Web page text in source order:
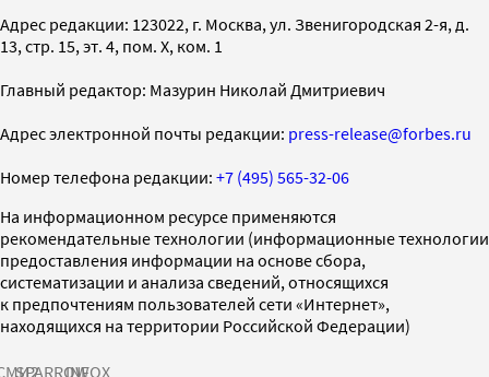
Адрес редакции: 123022, г. Москва, ул. Звенигородская 2-я, д.
13, стр. 15, эт. 4, пом. X, ком. 1
Главный редактор: Мазурин Николай Дмитриевич
Адрес электронной почты редакции: press-release@forbes.ru
Номер телефона редакции: +7 (495) 565-32-06
На информационном ресурсе применяются
рекомендательные технологии (информационные технологии
предоставления информации на основе сбора,
систематизации и анализа сведений, относящихся
к предпочтениям пользователей сети «Интернет»,
находящихся на территории Российской Федерации)
SPARROWINFOX